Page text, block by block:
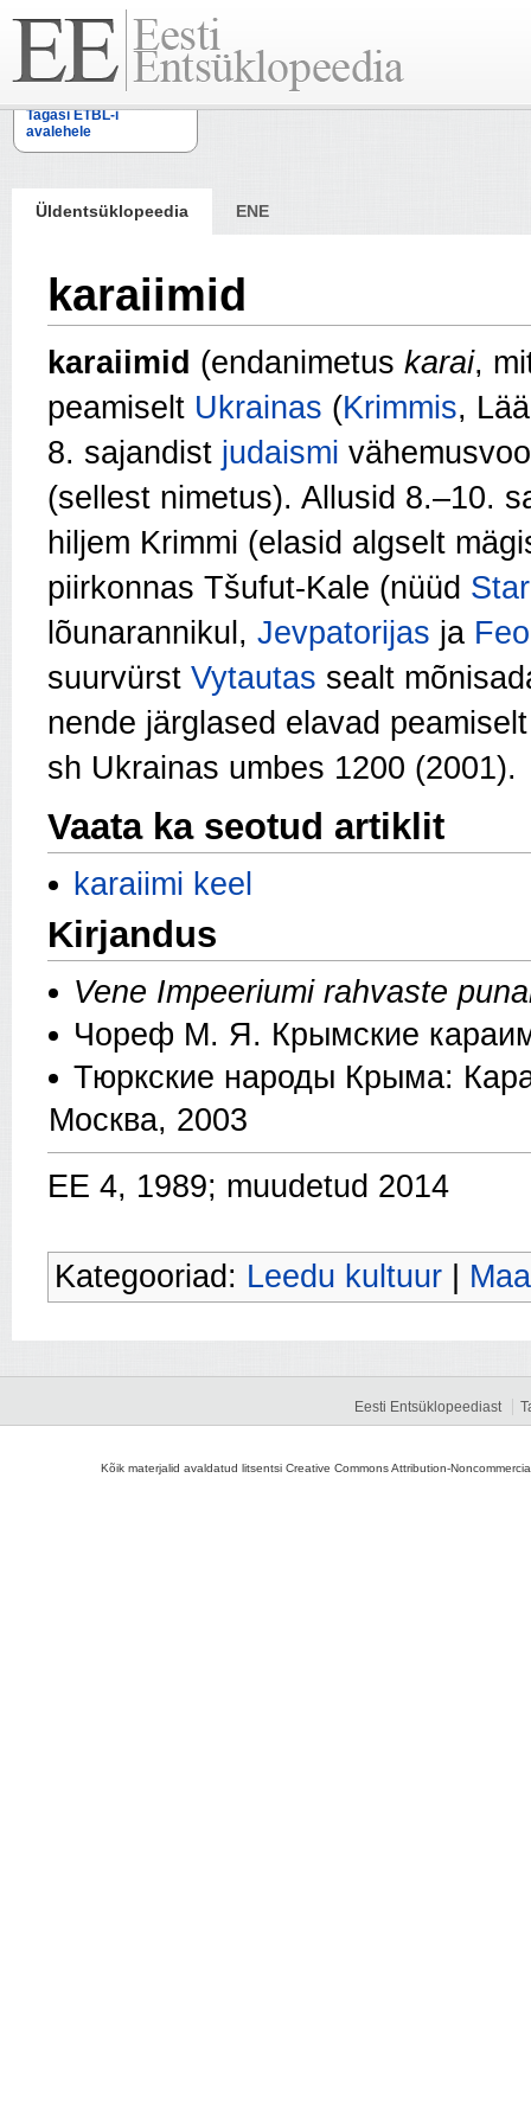
Tagasi ETBL-i
avalehele
Üldentsüklopeedia ENE
karaiimid
karaiimid (endanimetus karai,
peamiselt Ukrainas (Krimmis,
8. sajandist judaismi
(sellest nimetus). Allusid 8.–10.
hiljem Krimmi (elasid algselt
piirkonnas Tšufut-Kale (nüüd
lõunarannikul, Jevpatorijas ja
suurvürst Vytautas sealt
nende järglased elavad
sh Ukrainas umbes 1200 (2001).
Vaata ka seotud artiklit
karaiimi keel
Kirjandus
Vene Impeeriumi rahvaste
Чореф М. Я. Крымские
Тюркские народы Крыма:
Москва, 2003
EE 4, 1989; muudetud 2014
Kategooriad: Leedu kultuur
Eesti Entsüklopeediast
Kõik materjalid avaldatud litsentsi Creative Commons Attribution-